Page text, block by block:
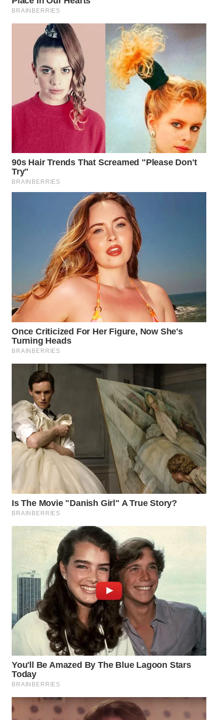
DAIRI
DANAU
TOBA
WN
NIAS
LANGKAT
TANJUNG
LESUNG
WN
KARO
WN
SIMALUNGUN
WN
LABUHANBATU
WN
TAPANULI
TENGAH
WN DELI
SERDANG
WN
TEBING
TINGGI
WN
PAKPAK
WN
KARAWANG
WN
BEKASI
WN
BOGOR
WN